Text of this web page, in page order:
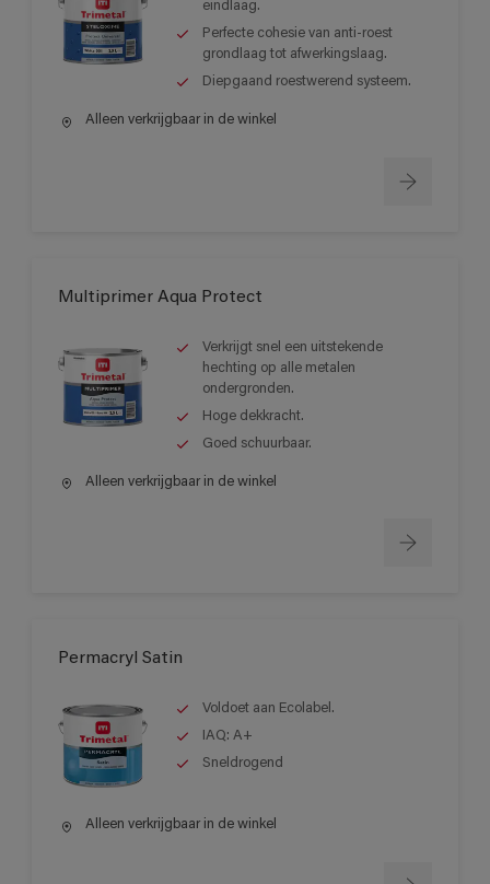
eindlaag.
Perfecte cohesie van anti-roest
grondlaag tot afwerkingslaag.
Diepgaand roestwerend systeem.
Alleen verkrijgbaar in de winkel
Multiprimer Aqua Protect
Verkrijgt snel een uitstekende
hechting op alle metalen
ondergronden.
Hoge dekkracht.
Goed schuurbaar.
Alleen verkrijgbaar in de winkel
Permacryl Satin
Voldoet aan Ecolabel.
IAQ: A+
Sneldrogend
Alleen verkrijgbaar in de winkel